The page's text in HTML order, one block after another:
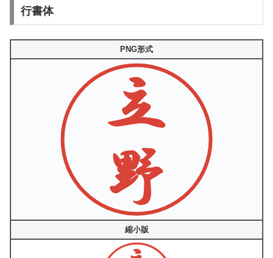
行書体
PNG形式
縮小版